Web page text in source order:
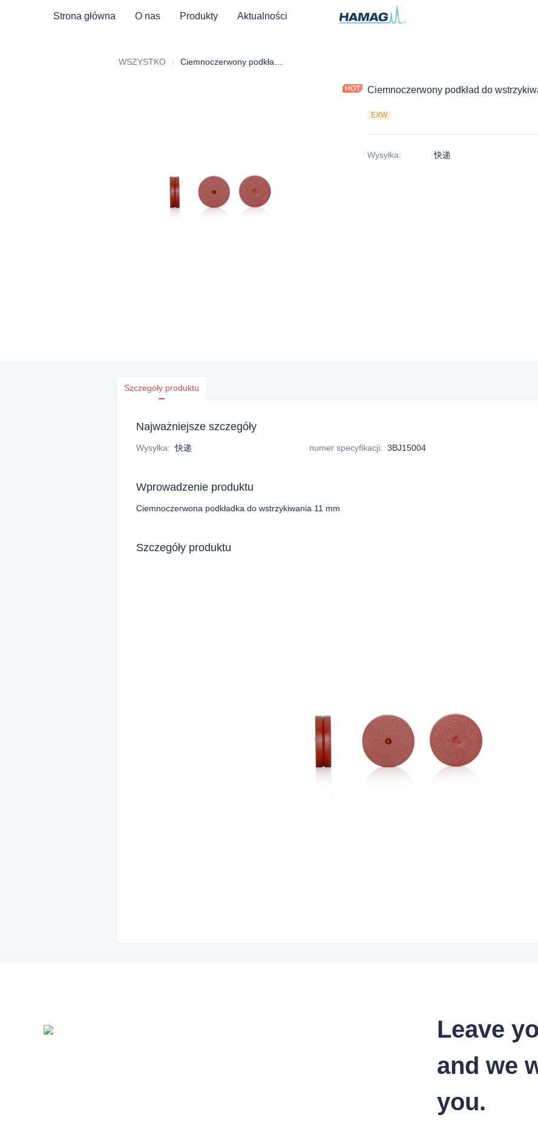
Strona główna O nas Produkty Aktualności
WSZYSTKO
Ciemnoczerwony podkład do
EXW
Wysyłka: 快递
Szczegóły produktu
Najważniejsze szczegóły
Wysyłka: 快递 numer specyfikacji: 3BJ15004
Wprowadzenie produktu
Ciemnoczerwona podkładka do wstrzykiwania 11 mm
Szczegóły produktu
Leave
and we
you.